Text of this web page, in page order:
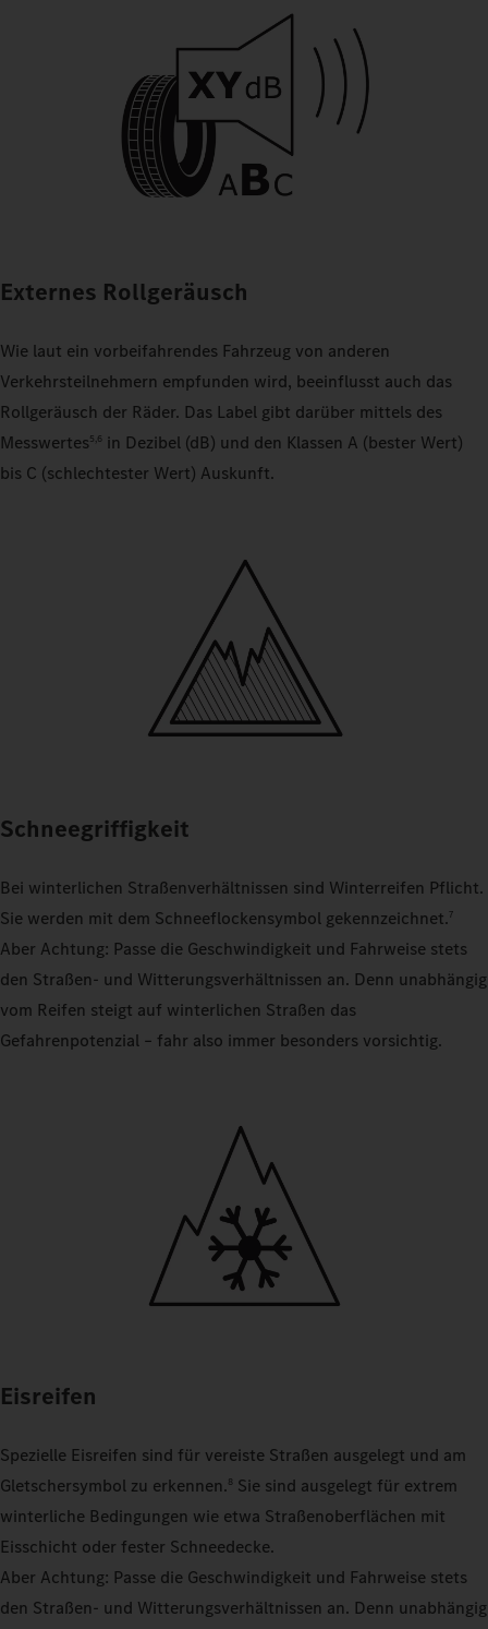
Externes Rollgeräusch
Wie laut ein vorbeifahrendes Fahrzeug von anderen
Verkehrsteilnehmern empfunden wird, beeinflusst auch das
Rollgeräusch der Räder. Das Label gibt darüber mittels des
Messwertes5,6 in Dezibel (dB) und den Klassen A (bester Wert)
bis C (schlechtester Wert) Auskunft.
Schneegriffigkeit
Bei winterlichen Straßenverhältnissen sind Winterreifen Pflicht.
Sie werden mit dem Schneeflockensymbol gekennzeichnet.7
Aber Achtung: Passe die Geschwindigkeit und Fahrweise stets
den Straßen- und Witterungsverhältnissen an. Denn unabhängig
vom Reifen steigt auf winterlichen Straßen das
Gefahrenpotenzial – fahr also immer besonders vorsichtig.
Eisreifen
Spezielle Eisreifen sind für vereiste Straßen ausgelegt und am
Gletschersymbol zu erkennen.8 Sie sind ausgelegt für extrem
winterliche Bedingungen wie etwa Straßenoberflächen mit
Eisschicht oder fester Schneedecke.
Aber Achtung: Passe die Geschwindigkeit und Fahrweise stets
den Straßen- und Witterungsverhältnissen an. Denn unabhängig